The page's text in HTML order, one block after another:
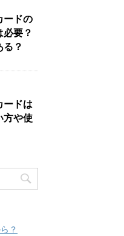
ードの
必要？
る？
ードは
方や使
？